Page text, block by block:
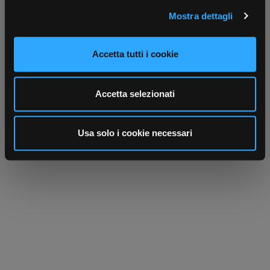
Approfondisci come vengono elaborati i tuoi dati personali
dalla Dichiarazione sui cookie.
Utilizziamo i cookie per personalizzare contenuti ed
analizzare il nostro traffico. Condividiamo inoltre
informazioni sul modo in cui utilizza il nostro sito con i
nostri partner che si occupano di analisi dei dati web,
pubblicità e social media, i quali potrebbero combinarle
Mostra dettagli
Accetta tutti i cookie
Accetta selezionati
Usa solo i cookie necessari